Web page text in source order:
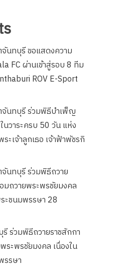
นทบุรี ขอแสดงความ
FC ผ่านเข้าสู่รอบ 8 ทีม
ROV E-Sport
จันทบุรี ร่วมพิธีบำเพ็ญ
วาระครบ 50 วัน แห่ง
ะเจ้าลูกเธอ เจ้าฟ้าพัชรกิ
จันทบุรี ร่วมพิธีถวาย
มถวายพระพรชัยมงคล
ะชนมพรรษา 28
ร่วมพิธีถวายราชสักกา
ระพรชัยมงคล เนื่องใน
รรษา